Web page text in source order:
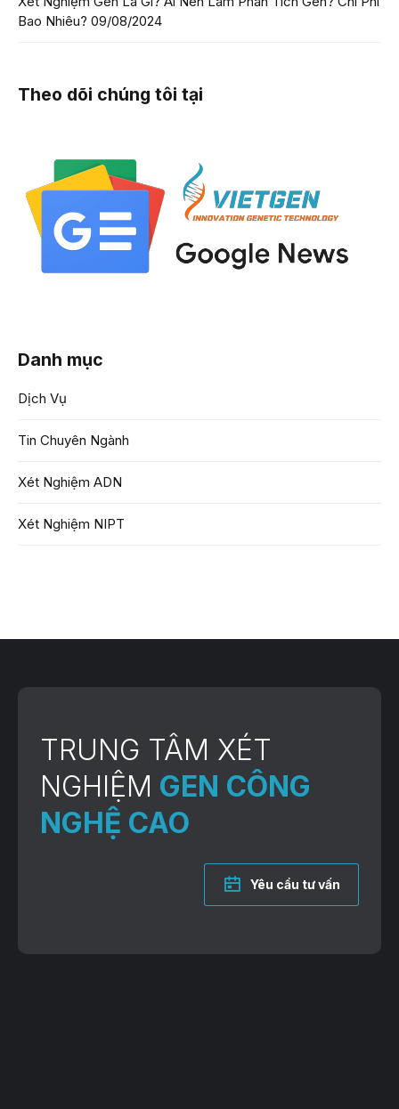
Bao Nhiêu? 09/08/2024
Theo dõi chúng tôi tại
Danh mục
Dịch Vụ
Tin Chuyên Ngành
Xét Nghiệm ADN
Xét Nghiệm NIPT
TRUNG TÂM XÉT
NGHIỆM GEN CÔNG
NGHỆ CAO
Yêu cầu tư vấn